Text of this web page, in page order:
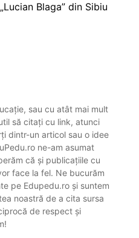
Blaga” din Sibiu
sau cu atât mai mult
să citați cu link, atunci
dintr-un articol sau o idee
ne-am asumat
că și publicațiile cu
face la fel. Ne bucurăm
pe Edupedu.ro și suntem
noastră de a cita sursa
de respect și